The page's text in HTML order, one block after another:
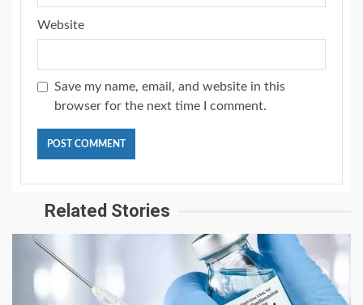
Website
Save my name, email, and website in this
browser for the next time I comment.
Related Stories